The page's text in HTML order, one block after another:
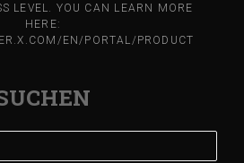
LEVEL. YOU CAN LEARN MORE
HERE:
EN/PORTAL/PRODUCT